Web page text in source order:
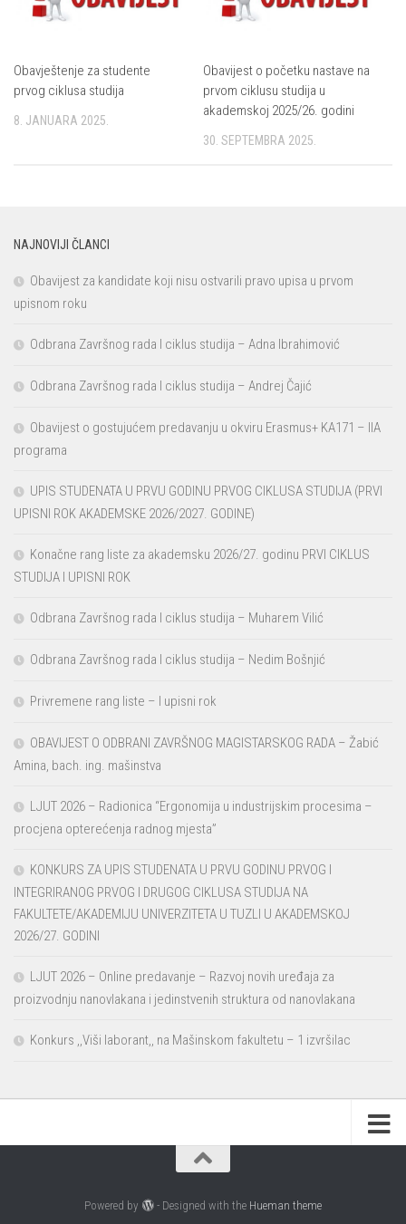
Obavještenje za studente
prvog ciklusa studija
8. JANUARA 2025.
Obavijest o početku nastave na
prvom ciklusu studija u
akademskoj 2025/26. godini
30. SEPTEMBRA 2025.
NAJNOVIJI ČLANCI
Obavijest za kandidate koji nisu ostvarili pravo upisa u prvom
upisnom roku
Odbrana Završnog rada I ciklus studija – Adna Ibrahimović
Odbrana Završnog rada I ciklus studija – Andrej Čajić
Obavijest o gostujućem predavanju u okviru Erasmus+ KA171 – IIA
programa
UPIS STUDENATA U PRVU GODINU PRVOG CIKLUSA STUDIJA (PRVI
UPISNI ROK AKADEMSKE 2026/2027. GODINE)
Konačne rang liste za akademsku 2026/27. godinu PRVI CIKLUS
STUDIJA I UPISNI ROK
Odbrana Završnog rada I ciklus studija – Muharem Vilić
Odbrana Završnog rada I ciklus studija – Nedim Bošnjić
Privremene rang liste – I upisni rok
OBAVIJEST O ODBRANI ZAVRŠNOG MAGISTARSKOG RADA – Žabić
Amina, bach. ing. mašinstva
LJUT 2026 – Radionica “Ergonomija u industrijskim procesima –
procjena opterećenja radnog mjesta”
KONKURS ZA UPIS STUDENATA U PRVU GODINU PRVOG I
INTEGRIRANOG PRVOG I DRUGOG CIKLUSA STUDIJA NA
FAKULTETE/AKADEMIJU UNIVERZITETA U TUZLI U AKADEMSKOJ
2026/27. GODINI
LJUT 2026 – Online predavanje – Razvoj novih uređaja za
proizvodnju nanovlakana i jedinstvenih struktura od nanovlakana
Konkurs ,,Viši laborant,, na Mašinskom fakultetu – 1 izvršilac
Powered by - Designed with the Hueman theme